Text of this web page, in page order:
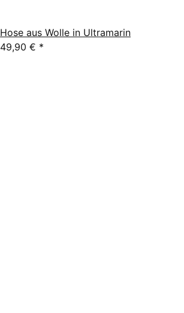
Hose aus Wolle in Ultramarin
49,90 € *